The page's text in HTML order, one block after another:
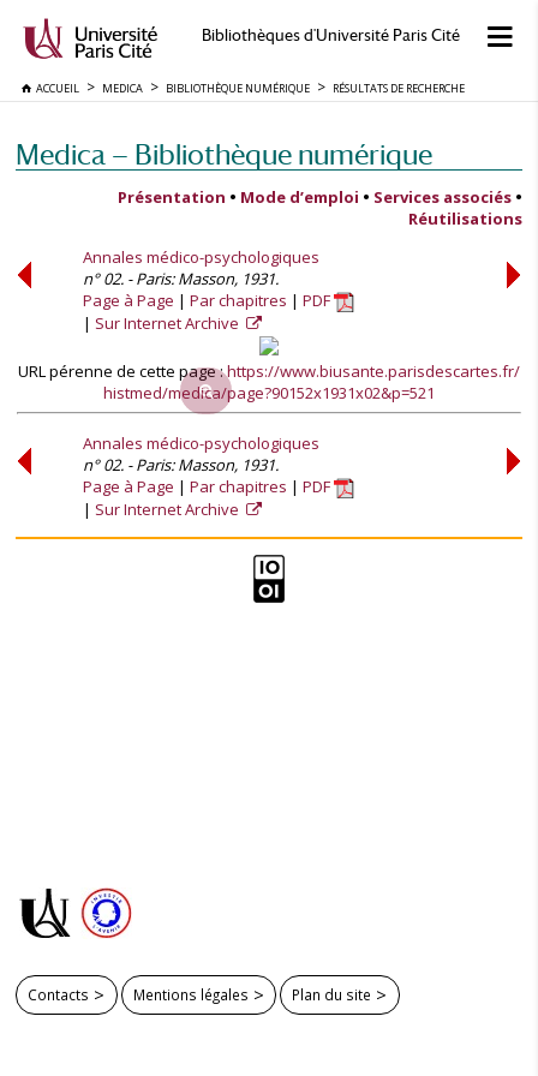
Bibliothèques d'Université Paris Cité
ACCUEIL MEDICA BIBLIOTHÈQUE NUMÉRIQUE RÉSULTATS DE RECHERCHE
Medica — Bibliothèque numérique
Présentation • Mode d’emploi • Services associés •
Réutilisations
Annales médico-psychologiques
n° 02. - Paris: Masson, 1931.
Page à Page
Par chapitres
PDF
Sur Internet Archive
URL pérenne de cette page :https://www.biusante.parisdescartes.fr/
histmed/medica/page?90152x1931x02&p=521
Annales médico-psychologiques
n° 02. - Paris: Masson, 1931.
Page à Page
Par chapitres
PDF
Sur Internet Archive
Contacts Mentions légales Plan du site